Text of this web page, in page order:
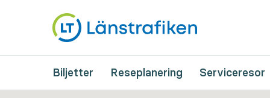
Biljetter Reseplanering Serviceresor